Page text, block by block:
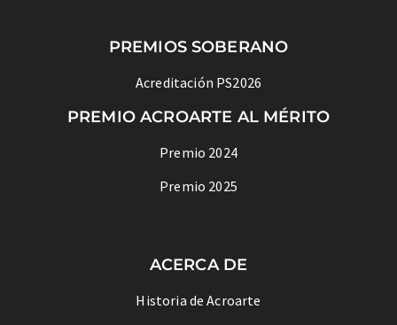
PREMIOS SOBERANO
Acreditación PS2026
PREMIO ACROARTE AL MÉRITO
Premio 2024
Premio 2025
ACERCA DE
Historia de Acroarte